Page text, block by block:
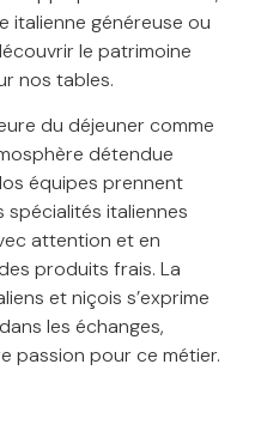
italienne généreuse ou
le patrimoine
nos tables.
du déjeuner comme
détendue
équipes prennent
italiennes
attention et en
produits frais. La
et niçois s’exprime
les échanges,
passion pour ce métier.